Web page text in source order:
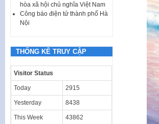
hòa xã hội chủ nghĩa Việt Nam
Công báo điện tử thành phố Hà
Nội
THỐNG KÊ TRUY CẬP
Visitor Status
Today 2915
Yesterday 8438
This Week 43862